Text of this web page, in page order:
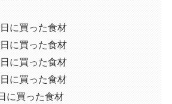
に買った食材
に買った食材
に買った食材
に買った食材
に買った食材